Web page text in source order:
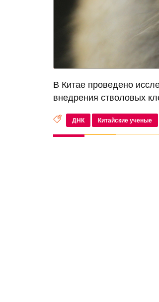
В Китае проведено
внедрения стволовых
ДНК Китайские ученые